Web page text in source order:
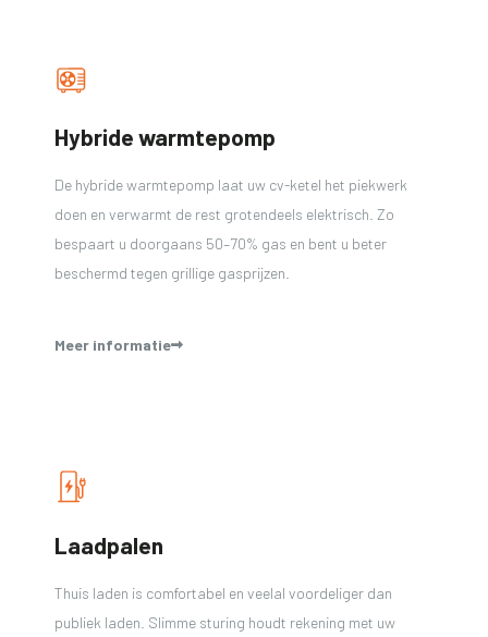
Hybride warmtepomp
De hybride warmtepomp laat uw cv-ketel het piekwerk
doen en verwarmt de rest grotendeels elektrisch. Zo
bespaart u doorgaans 50–70% gas en bent u beter
beschermd tegen grillige gasprijzen.
Meer informatie
Laadpalen
Thuis laden is comfortabel en veelal voordeliger dan
publiek laden. Slimme sturing houdt rekening met uw